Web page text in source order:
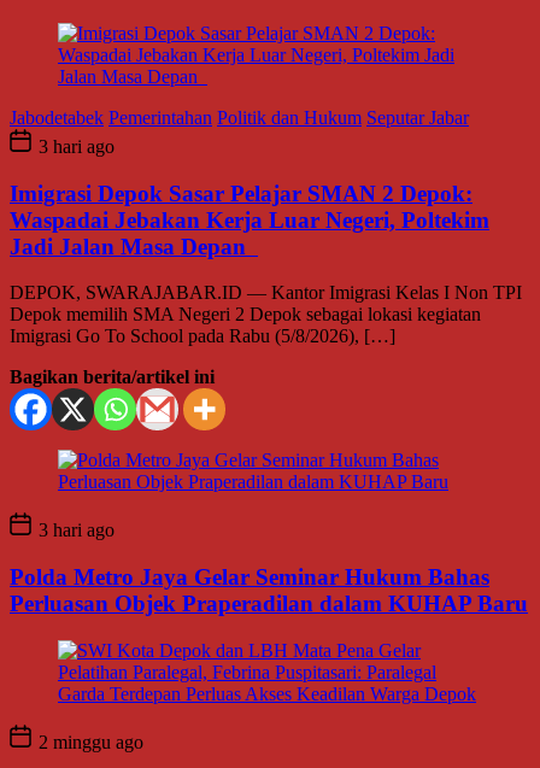
Jabodetabek Pemerintahan Politik dan Hukum Seputar Jabar
3 hari ago
Imigrasi Depok Sasar Pelajar SMAN 2 Depok:
Waspadai Jebakan Kerja Luar Negeri, Poltekim
Jadi Jalan Masa Depan
DEPOK, SWARAJABAR.ID — Kantor Imigrasi Kelas I Non TPI
Depok memilih SMA Negeri 2 Depok sebagai lokasi kegiatan
Imigrasi Go To School pada Rabu (5/8/2026), […]
Bagikan berita/artikel ini
3 hari ago
Polda Metro Jaya Gelar Seminar Hukum Bahas
Perluasan Objek Praperadilan dalam KUHAP Baru
2 minggu ago